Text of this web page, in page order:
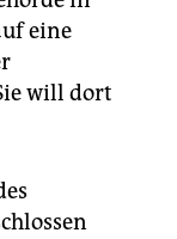
eine
will dort